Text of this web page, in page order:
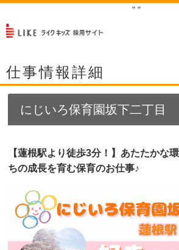
" "
仕事情報詳細
にじいろ保育園坂下二丁目
【蓮根駅より徒歩3分！】あたたかな
ちの成長を育む保育のお仕事♪